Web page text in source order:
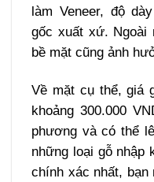
làm Veneer, độ
gốc xuất xứ. Ngoài
bề mặt cũng ảnh
Về mặt cụ thể, giá
khoảng 300.000
phương và có thể
những loại gỗ nhập
chính xác nhất,